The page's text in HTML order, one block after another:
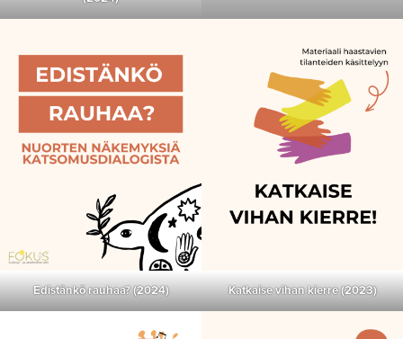
Edistänkö rauhaa? (2024) Katkaise vihan kierre (2023)